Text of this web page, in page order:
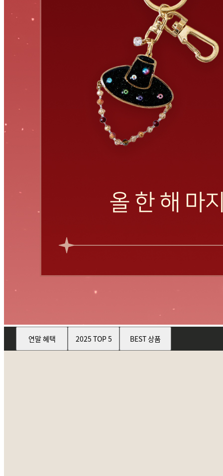
연말 혜택 2025 TOP 5 BEST 상품